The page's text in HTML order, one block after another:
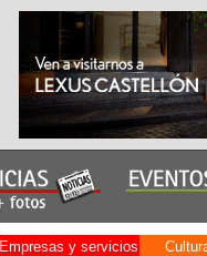
Empresas y servicios